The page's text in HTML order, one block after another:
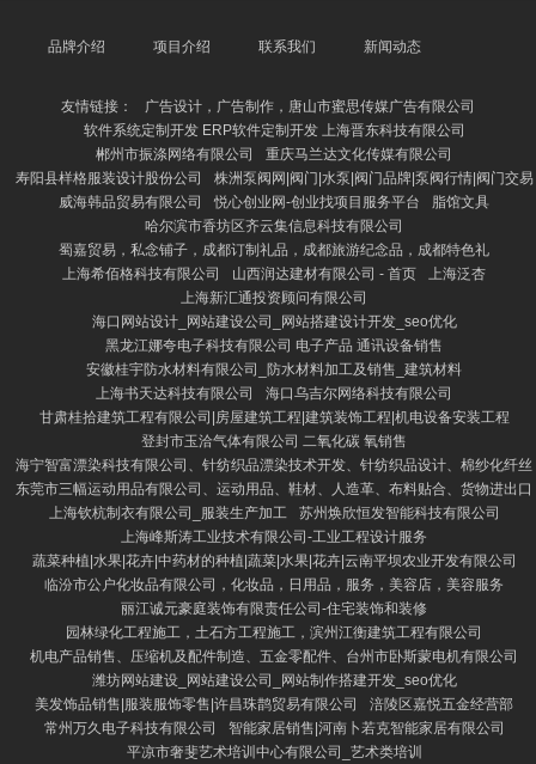
品牌介绍 项目介绍 联系我们 新闻动态
友情链接：
广告设计，广告制作，唐山市蜜思传媒广告有限公司
软件系统定制开发 ERP软件定制开发 上海晋东科技有限公司
郴州市振涤网络有限公司
重庆马兰达文化传媒有限公司
寿阳县样格服装设计股份公司
株洲泵阀网|阀门|水泵|阀门品牌|泵阀行情|阀门交易
威海韩品贸易有限公司
悦心创业网-创业找项目服务平台
脂馆文具
哈尔滨市香坊区齐云集信息科技有限公司
蜀嘉贸易，私念铺子，成都订制礼品，成都旅游纪念品，成都特色礼
上海希佰格科技有限公司
山西润达建材有限公司 - 首页
上海泛杏
上海新汇通投资顾问有限公司
海口网站设计_网站建设公司_网站搭建设计开发_seo优化
黑龙江娜夸电子科技有限公司 电子产品 通讯设备销售
安徽桂宇防水材料有限公司_防水材料加工及销售_建筑材料
上海书天达科技有限公司
海口乌吉尔网络科技有限公司
甘肃桂拾建筑工程有限公司|房屋建筑工程|建筑装饰工程|机电设备安装工程
登封市玉洽气体有限公司 二氧化碳 氧销售
海宁智富漂染科技有限公司、针纺织品漂染技术开发、针纺织品设计、棉纱化纤丝
东莞市三幅运动用品有限公司、运动用品、鞋材、人造革、布料贴合、货物进出口
上海钦杭制衣有限公司_服装生产加工
苏州焕欣恒发智能科技有限公司
上海峰斯涛工业技术有限公司-工业工程设计服务
蔬菜种植|水果|花卉|中药材的种植|蔬菜|水果|花卉|云南平坝农业开发有限公司
临汾市公户化妆品有限公司，化妆品，日用品，服务，美容店，美容服务
丽江诚元豪庭装饰有限责任公司-住宅装饰和装修
园林绿化工程施工，土石方工程施工，滨州江衡建筑工程有限公司
机电产品销售、压缩机及配件制造、五金零配件、台州市卧斯蒙电机有限公司
潍坊网站建设_网站建设公司_网站制作搭建开发_seo优化
美发饰品销售|服装服饰零售|许昌珠鹊贸易有限公司
涪陵区嘉悦五金经营部
常州万久电子科技有限公司
智能家居销售|河南卜若克智能家居有限公司
平凉市奢斐艺术培训中心有限公司_艺术类培训